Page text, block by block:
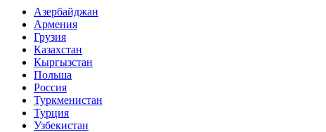
Азербайджан
Армения
Грузия
Казахстан
Кыргызстан
Польша
Россия
Туркменистан
Турция
Узбекистан